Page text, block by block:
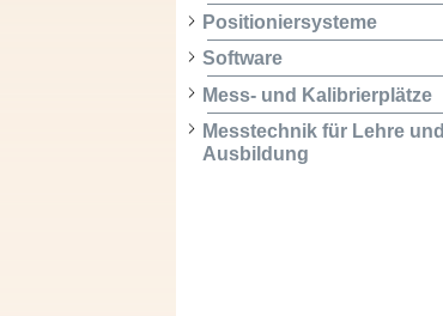
Positioniersysteme
Software
Mess- und Kalibrierplätze
Messtechnik für Lehre und
Ausbildung